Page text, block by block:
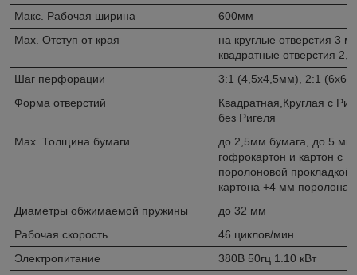
Макс. Рабочая ширина
600мм
Max. Отступ от края
на круглые отверстия 3
квадратные отверстия
Шаг перфорации
3:1 (4,5х4,5мм), 2:1
Форма отверстий
Квадратная,Круглая с
без Ригеля
Max. Толщина бумаги
до 2,5мм бумага, до 5 мм
гофрокартон и картон с
поролоновой
картона +4 мм поролона)
Диаметры обжимаемой пружины
до 32 мм
Рабочая скорость
46 циклов/мин
Электропитание
380В 50гц 1.10 кВт